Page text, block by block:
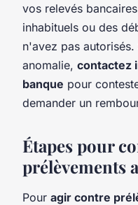
vos relevés
inhabituels ou des
n'avez pas
anomalie, contactez
banque pour
demander un
Étapes pour
prélèvements
Pour agir contre